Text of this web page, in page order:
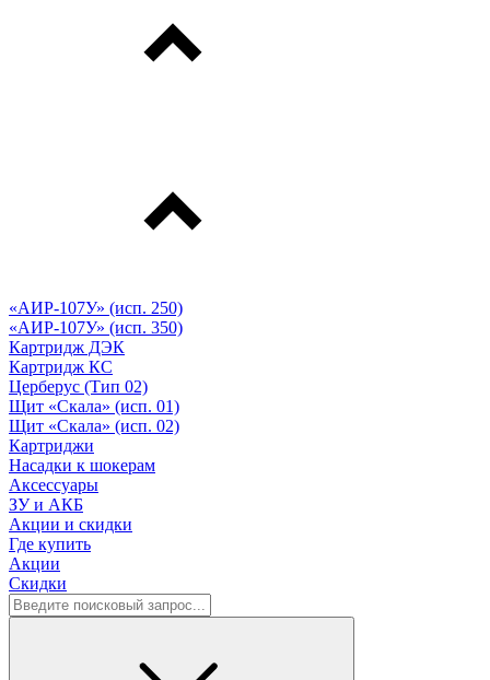
«АИР-107У» (исп. 250)
«АИР-107У» (исп. 350)
Картридж ДЭК
Картридж КС
Церберус (Тип 02)
Щит «Скала» (исп. 01)
Щит «Скала» (исп. 02)
Картриджи
Насадки к шокерам
Аксессуары
ЗУ и АКБ
Акции и скидки
Где купить
Акции
Скидки